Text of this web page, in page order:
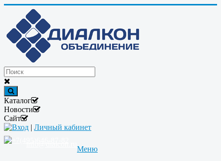
Каталог
Новости
Сайт
Вход | Личный кабинет
Меню